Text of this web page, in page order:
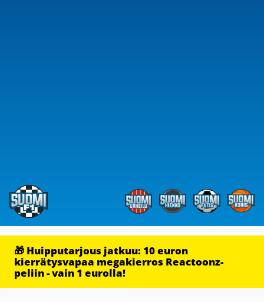
🎁 Huipputarjous jatkuu: 10 euron
kierrätysvapaa megakierros Reactoonz-
peliin - vain 1 eurolla!